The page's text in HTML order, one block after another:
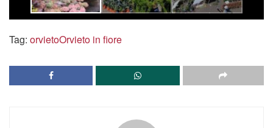
Tag: orvietoOrvieto in fiore